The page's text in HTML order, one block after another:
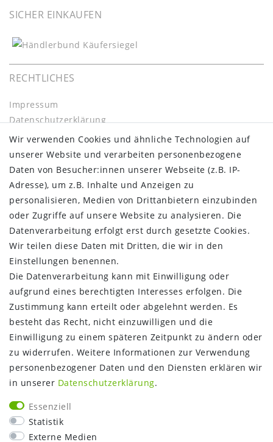
SICHER EINKAUFEN
RECHTLICHES
Impressum
Daten­schutz­erklärung
AGB
Barrierefreiheitserklärung
Widerrufs­recht
Kontakt
Vertrag widerrufen
INFORMATIONEN:
Zahlungsinformationen
Versandinformationen
Über uns
Gutschein
NEWS
Google Maps
Kundenbewertungen
Kontakt
Mein Konto
Warenkorb
Kasse
Wir verwenden Cookies und ähnliche Technologien auf
unserer Website und verarbeiten personenbezogene
Daten von Besucher:innen unserer Webseite (z.B. IP-
Adresse), um z.B. Inhalte und Anzeigen zu
personalisieren, Medien von Drittanbietern einzubinden
oder Zugriffe auf unsere Website zu analysieren. Die
Datenverarbeitung erfolgt erst durch gesetzte Cookies.
Wir teilen diese Daten mit Dritten, die wir in den
Einstellungen benennen.
Die Datenverarbeitung kann mit Einwilligung oder
aufgrund eines berechtigten Interesses erfolgen. Die
Zustimmung kann erteilt oder abgelehnt werden. Es
besteht das Recht, nicht einzuwilligen und die
Einwilligung zu einem späteren Zeitpunkt zu ändern oder
zu widerrufen. Weitere Informationen zur Verwendung
personenbezogener Daten und den Diensten erklären wir
in unserer Daten­schutz­erklärung.
Essenziell
Statistik
Externe Medien